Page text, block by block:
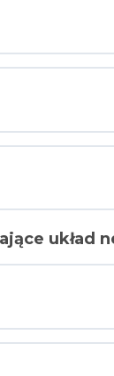
układ